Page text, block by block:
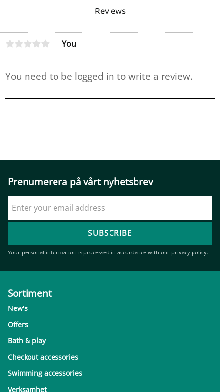
Reviews
You
Prenumerera på vårt nyhetsbrev
SUBSCRIBE
Your personal information is processed in accordance with our privacy policy.
Sortiment
New's
Offers
Bath & play
Checkout accessories
Swimming accessories
Verksamhet